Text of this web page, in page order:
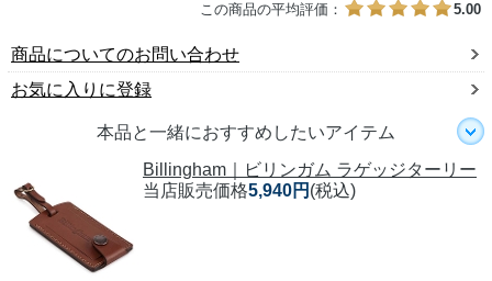
この商品の平均評価： 5.00
商品についてのお問い合わせ
お気に入りに登録
本品と一緒におすすめしたいアイテム
Billingham｜ビリンガム ラゲッジターリー
当店販売価格5,940円 (税込)